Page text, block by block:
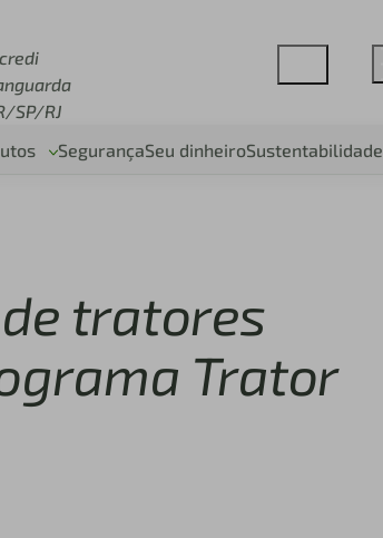
SP/RJ
SegurançaSeu dinheiroSustentabilidade
tratores
Trator